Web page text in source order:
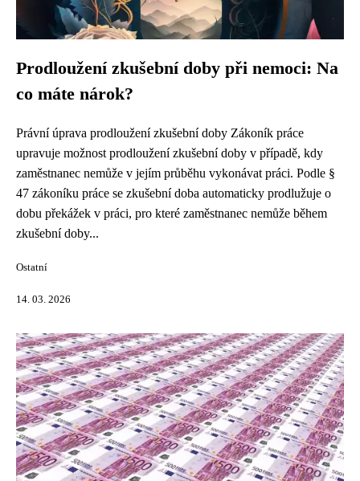
Prodloužení zkušební doby při nemoci: Na
co máte nárok?
Právní úprava prodloužení zkušební doby Zákoník práce
upravuje možnost prodloužení zkušební doby v případě, kdy
zaměstnanec nemůže v jejím průběhu vykonávat práci. Podle §
47 zákoníku práce se zkušební doba automaticky prodlužuje o
dobu překážek v práci, pro které zaměstnanec nemůže během
zkušební doby...
Ostatní
14. 03. 2026